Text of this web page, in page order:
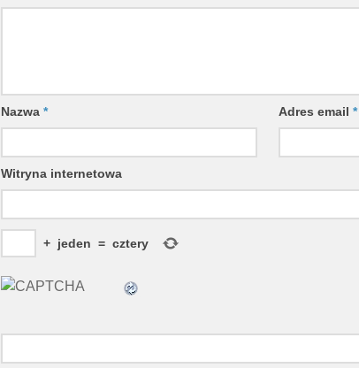
Nazwa * Adres email*
Witryna internetowa
+ jeden = cztery